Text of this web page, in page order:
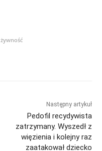
żywność
Następny artykuł
Pedofil recydywista
zatrzymany. Wyszedł z
więzienia i kolejny raz
zaatakował dziecko